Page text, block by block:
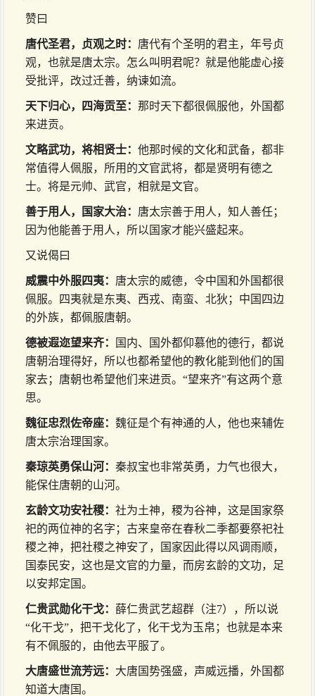
赞曰
唐代圣君，贞观之时： 唐代有个圣明的君主，年号贞
观，也就是唐太宗。怎么叫明君呢？就是他能虚心接
受批评，改过迁善，纳谏如流。
天下归心，四海贡至： 那时天下都很佩服他，外国都
来进贡。
文略武功，将相贤士： 他那时候的文化和武备，都非
常值得人佩服，所用的文官武将，都是贤明有德之
士。将是元帅、武官，相就是文官。
善于用人，国家大治： 唐太宗善于用人，知人善任；
因为他能善于用人，所以国家才能兴盛起来。
又说偈曰
威震中外服四夷： 唐太宗的威德，令中国和外国都很
佩服。四夷就是东夷、西戎、南蛮、北狄；中国四边
的外族，都佩服唐朝。
德被遐迩望来齐：
国内、国外都仰慕他的德行，都说
唐朝治理得好，所以也都希望他的教化能到他们的国
家去；唐朝也希望他们来进贡。“望来齐”有这两个意
思。
魏征忠烈佐帝座： 魏征是个有神通的人，他也来辅佐
唐太宗治理国家。
秦琼英勇保山河： 秦叔宝也非常英勇，力气也很大，
能保住唐朝的山河。
玄龄文功安社稷： 社为土神，稷为谷神，这是国家祭
祀的两位神的名字；古来皇帝在春秋二季都要祭祀社
稷之神，把社稷之神安了，国家因此得以风调雨顺，
国泰民安，这也是文官的力量，而房玄龄的文功，足
以安邦定国。
仁贵武勋化干戈： 薛仁贵武艺超群（注7），所以说
“化干戈”，把干戈化了，化干戈为玉帛；也就是本来
有不佩服的，由他去平服了。
大唐盛世流芳远： 大唐国势强盛，声威远播，外国都
知道大唐国。